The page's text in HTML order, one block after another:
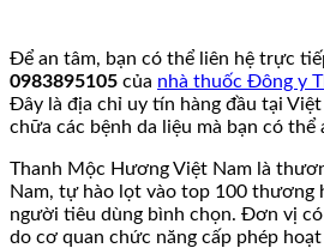
Để an tâm, bạn có thể liên hệ trực
0983895105 của nhà thuốc Đông y
Đây là địa chỉ uy tín hàng đầu tại
chữa các bệnh da liệu mà bạn có thể
Thanh Mộc Hương Việt Nam là
Nam, tự hào lọt vào top 100 thương
người tiêu dùng bình chọn. Đơn vị
do cơ quan chức năng cấp phép